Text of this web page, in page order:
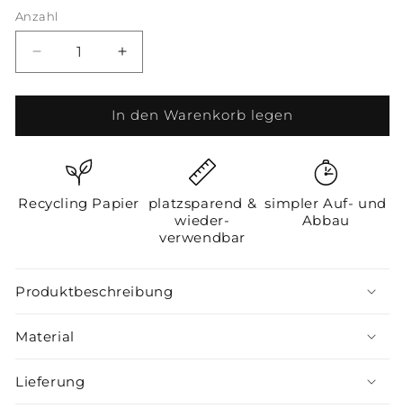
Anzahl
Anzahl
Verringere
die
Menge
Stilvoller
Erhöhe
die
Menge
für
Stilvoller
In den Warenkorb legen
Recycling Papier
platzsparend &
wieder-
verwendbar
simpler Auf- und
Abbau
Produktbeschreibung
Material
Lieferung